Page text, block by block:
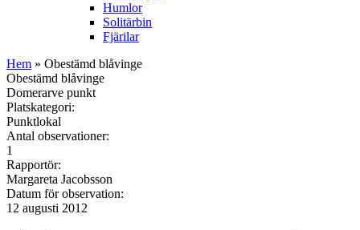
Humlor
Solitärbin
Fjärilar
Hem » Obestämd blåvinge
Obestämd blåvinge
Domerarve punkt
Platskategori:
Punktlokal
Antal observationer:
1
Rapportör:
Margareta Jacobsson
Datum för observation:
12 augusti 2012